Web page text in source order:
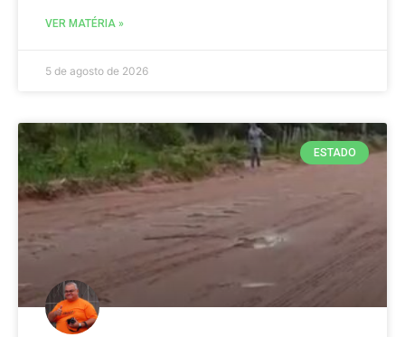
VER MATÉRIA »
5 de agosto de 2026
ESTADO